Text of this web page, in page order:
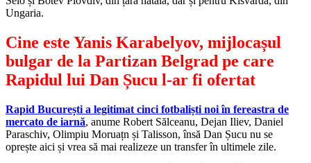
Ungaria.
Cine este Yanis Karabelyov, mijlocașul
bulgar de la Partizan Belgrad pe care
Rapidul lui Dan Șucu l-ar fi ofertat
Rapid București a legitimat cinci fotbaliști noi în fereastra de
mercato de iarnă, anume Robert Sălceanu, Dejan Iliev, Daniel
Paraschiv, Olimpiu Moruațn și Talisson, însă Dan Șucu nu se
oprește aici și vrea să mai realizeze un transfer în ultimele zile.